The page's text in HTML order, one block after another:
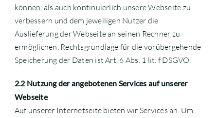
können, als auch kontinuierlich unsere Webseite zu
verbessern und dem jeweiligen Nutzer die
Auslieferung der Webseite an seinen Rechner zu
ermöglichen. Rechtsgrundlage für die vorübergehende
Speicherung der Daten ist Art. 6 Abs. 1 lit. f DSGVO.
2.2 Nutzung der angebotenen Services auf unserer
Webseite
Auf unserer Internetseite bieten wir Services an. Um